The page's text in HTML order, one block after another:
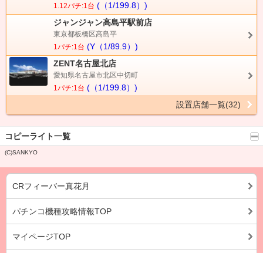
1.12パチ:1台 (（1/199.8）)
ジャンジャン高島平駅前店
東京都板橋区高島平
1パチ:1台 (Y（1/89.9）)
ZENT名古屋北店
愛知県名古屋市北区中切町
1パチ:1台 (（1/199.8）)
設置店舗一覧(32)
コピーライト一覧
(C)SANKYO
CRフィーバー真花月
パチンコ機種攻略情報TOP
マイページTOP